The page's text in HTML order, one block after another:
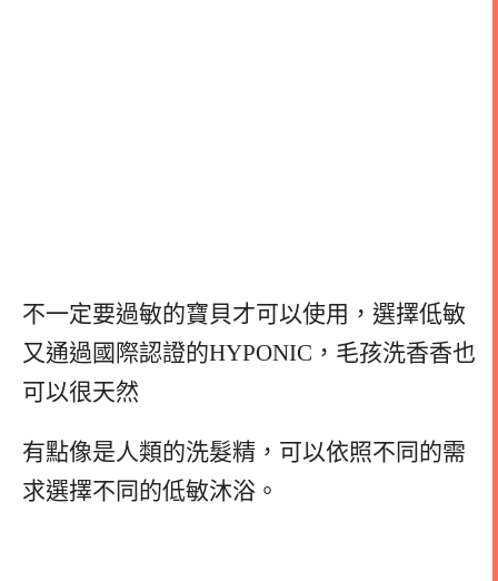
不一定要過敏的寶貝才可以使用，選擇低敏
又通過國際認證的HYPONIC，毛孩洗香香也
可以很天然
有點像是人類的洗髮精，可以依照不同的需
求選擇不同的低敏沐浴。